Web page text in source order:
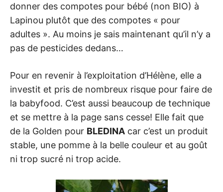
donner des compotes pour bébé (non BIO) à
Lapinou plutôt que des compotes « pour
adultes ». Au moins je sais maintenant qu’il n’y a
pas de pesticides dedans…
Pour en revenir à l’exploitation d’Hélène, elle a
investit et pris de nombreux risque pour faire de
la babyfood. C’est aussi beaucoup de technique
et se mettre à la page sans cesse! Elle fait que
de la Golden pour BLEDINA car c’est un produit
stable, une pomme à la belle couleur et au goût
ni trop sucré ni trop acide.